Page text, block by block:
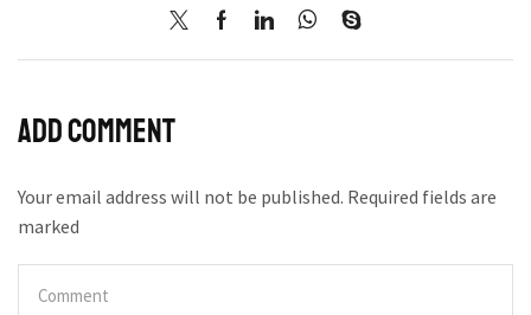
Add comment
Your email address will not be published. Required fields are
marked